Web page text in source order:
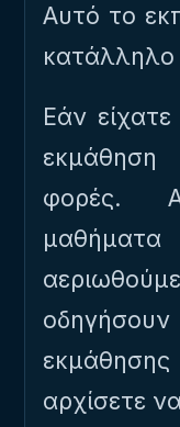
Αυτό το
κατάλληλο
Εάν
φορές.
εκμάθησης
αρχίσετε